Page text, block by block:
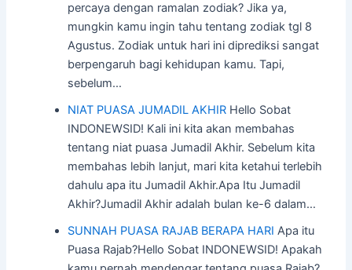
percaya dengan ramalan zodiak? Jika ya,
mungkin kamu ingin tahu tentang zodiak tgl 8
Agustus. Zodiak untuk hari ini diprediksi sangat
berpengaruh bagi kehidupan kamu. Tapi,
sebelum…
NIAT PUASA JUMADIL AKHIR Hello Sobat
INDONEWSID! Kali ini kita akan membahas
tentang niat puasa Jumadil Akhir. Sebelum kita
membahas lebih lanjut, mari kita ketahui terlebih
dahulu apa itu Jumadil Akhir.Apa Itu Jumadil
Akhir?Jumadil Akhir adalah bulan ke-6 dalam…
SUNNAH PUASA RAJAB BERAPA HARI Apa itu
Puasa Rajab?Hello Sobat INDONEWSID! Apakah